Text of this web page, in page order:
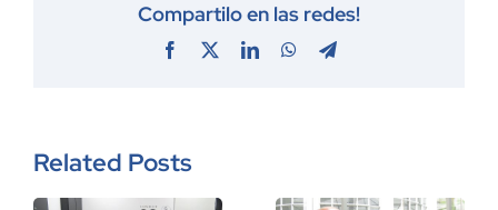
Compartilo en las redes!
Facebook LinkedInWhatsAppTelegram
Related Posts